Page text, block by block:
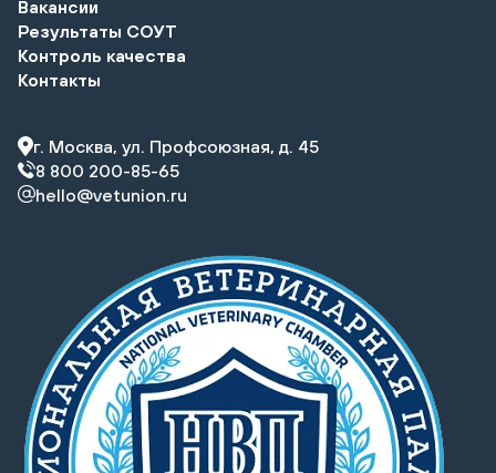
Вакансии
Результаты СОУТ
Контроль качества
Контакты
г. Москва, ул. Профсоюзная, д. 45
8 800 200-85-65
hello@vetunion.ru